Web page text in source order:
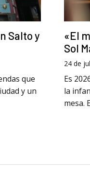
Salto y
que
y un
«El
Sol
24 de
Es
la
mesa.